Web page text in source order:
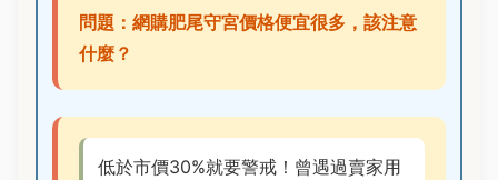
問題：網購肥尾守宮價格便宜很多，該注意
什麼？
低於市價30%就要警戒！曾遇過賣家用